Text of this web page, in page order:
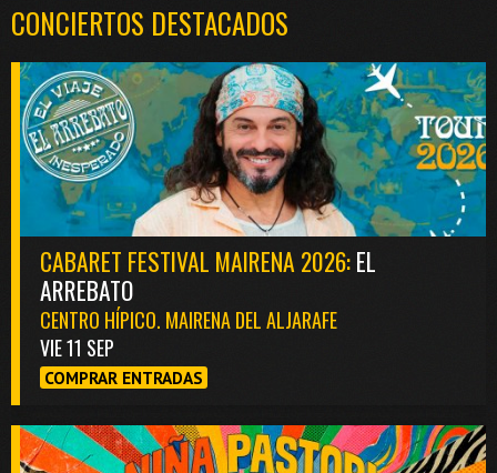
CONCIERTOS DESTACADOS
CABARET FESTIVAL MAIRENA 2026:EL
ARREBATO
CENTRO HÍPICO. MAIRENA DEL ALJARAFE
VIE 11 SEP
COMPRAR ENTRADAS